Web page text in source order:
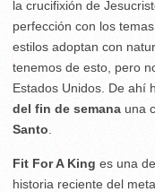
la crucifixión de
perfección con los
estilos adoptan con
tenemos de esto, pero
Estados Unidos. De ahí
del fin de semana una
Santo
Fit For A King es una
historia reciente del